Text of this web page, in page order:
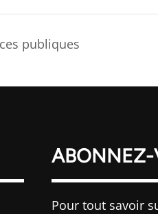
publiques
ABONNEZ-
Pour tout savoir